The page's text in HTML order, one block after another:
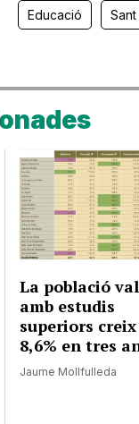
Educació
La població
amb estudis
superiors
8,6% en tres
Jaume Mollfulleda